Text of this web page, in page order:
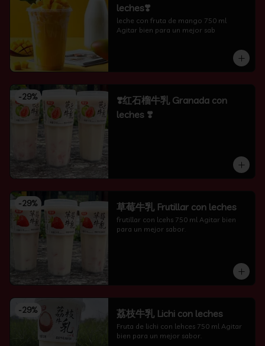
leches❣️
leche con fruta de mango 750 ml
Agitar bien para un mejor sab
-29%
❣️红石榴牛乳 Granada con
leches ❣️
-29% 草莓牛乳 Frutillar con leches
frutillar con lcehs 750 ml Agitar bien
para un mejor sabor.
-29% 荔枝牛乳 Lichi con leches
Fruta de lichi con lehces 750 ml Agitar
bien para un mejor sabor.